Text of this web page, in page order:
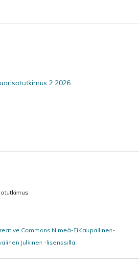
2 2026
Commons Nimeä-EiKaupallinen-
Julkinen -lisenssillä.